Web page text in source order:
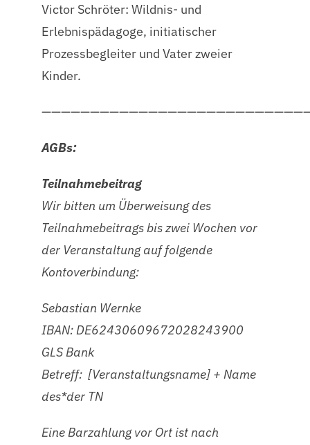
Victor Schröter: Wildnis- und
Erlebnispädagoge, initiatischer
Prozessbegleiter und Vater zweier
Kinder.
AGBs:
Teilnahmebeitrag
Wir bitten um Überweisung des
Teilnahmebeitrags bis zwei Wochen vor
der Veranstaltung auf folgende
Kontoverbindung:
Sebastian Wernke
IBAN: DE62430609672028243900
GLS Bank
Betreff: [Veranstaltungsname] + Name
des*der TN
Eine Barzahlung vor Ort ist nach